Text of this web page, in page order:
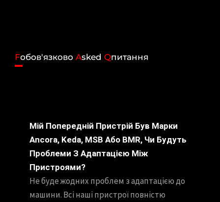
Fобов'язково Asked Qпитання
Мій Попередній Пристрій Був Марки
Ancora, Keda, MSB Або BMR, Чи Будуть
Проблеми З Адаптацією Між
Пристроями?
Не буде жодних проблем з адаптацією до
машини. Всі наші пристрої повністю